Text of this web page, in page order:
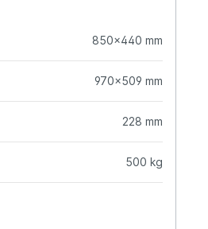
850x440 mm
970x509 mm
228 mm
500 kg